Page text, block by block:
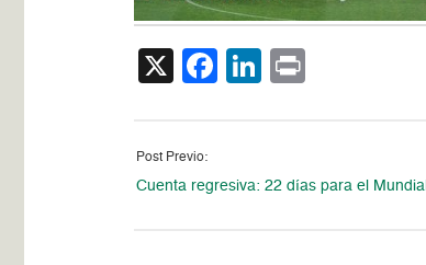
X Facebook
LinkedIn
Post Previo:
Cuenta regresiva: 22 días para el Mundial